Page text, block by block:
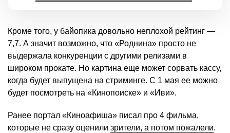
Кроме того, у байопика довольно неплохой рейтинг —
7,7. А значит возможно, что «Роднина» просто не
выдержала конкуренции с другими релизами в
широком прокате. Но картина еще может сорвать кассу,
когда будет выпущена на стриминге. С 1 мая ее можно
будет посмотреть на «Кинопоиске» и «Иви».
Ранее портал «Киноафиша» писал про 4 фильма,
которые не сразу оценили зрители, а потом пожалели.